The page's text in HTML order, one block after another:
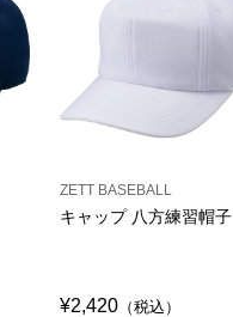
ZETT BASEBALL
キャップ 八方練習帽子
¥2,420 （税込）